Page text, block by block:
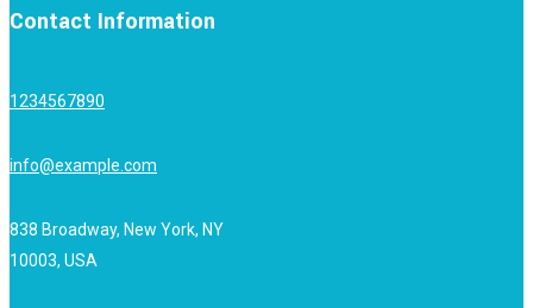
Contact Information
1234567890
info@example.com
838 Broadway, New York, NY
10003, USA